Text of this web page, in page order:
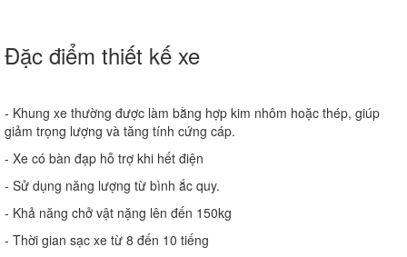
Đặc điểm thiết kế xe
- Khung xe thường được làm bằng hợp kim nhôm hoặc thép, giúp
giảm trọng lượng và tăng tính cứng cáp.
- Xe có bàn đạp hỗ trợ khi hết điện
- Sử dụng năng lượng từ bình ắc quy.
- Khả năng chở vật nặng lên đến 150kg
- Thời gian sạc xe từ 8 đến 10 tiếng